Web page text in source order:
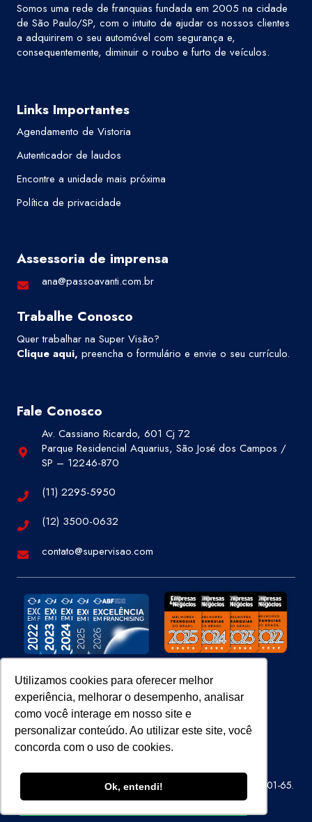
Utilizamos cookies para oferecer melhor
experiência, melhorar o desempenho, analisar
como você interage em nosso site e
personalizar conteúdo. Ao utilizar este site, você
concorda com o uso de cookies.
Ok, entendi!
ENTRE EM CONTATO
Somos uma rede de franquias fundada em 2005 na cidade
de São Paulo/SP, com o intuito de ajudar os nossos clientes
a adquirirem o seu automóvel com segurança e,
consequentemente, diminuir o roubo e furto de veículos.
Links Importantes
Agendamento de Vistoria
Autenticador de laudos
Encontre a unidade mais próxima
Política de privacidade
Assessoria de imprensa
ana@passoavanti.com.br
Trabalhe Conosco
Quer trabalhar na Super Visão?
Clique aqui, preencha o formulário e envie o seu currículo.
Fale Conosco
Av. Cassiano Ricardo, 601 Cj 72
Parque Residencial Aquarius, São José dos Campos /
SP – 12246-870
(11) 2295-5950
(12) 3500-0632
contato@supervisao.com
Site 100% Seguro
Super Visão Perícias e Vistorias Ltda – CNPJ 07.686.414/0001-65.